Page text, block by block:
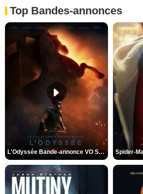
Top Bandes-annonces
L'Odyssée Bande-annonce VO STFR